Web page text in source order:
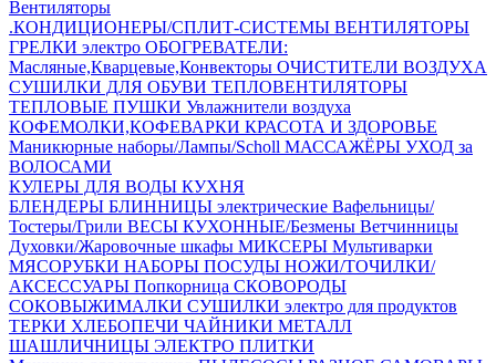
Вентиляторы
.КОНДИЦИОНЕРЫ/СПЛИТ-СИСТЕМЫ ВЕНТИЛЯТОРЫ
ГРЕЛКИ электро ОБОГРЕВАТЕЛИ:
Масляные,Кварцевые,Конвекторы ОЧИСТИТЕЛИ ВОЗДУХА
СУШИЛКИ ДЛЯ ОБУВИ ТЕПЛОВЕНТИЛЯТОРЫ
ТЕПЛОВЫЕ ПУШКИ Увлажнители воздуха
КОФЕМОЛКИ,КОФЕВАРКИ КРАСОТА И ЗДОРОВЬЕ
Маникюрные наборы/Лампы/Scholl МАССАЖЁРЫ УХОД за
ВОЛОСАМИ
КУЛЕРЫ ДЛЯ ВОДЫ КУХНЯ
БЛЕНДЕРЫ БЛИННИЦЫ электрические Вафельницы/
Тостеры/Грили ВЕСЫ КУХОННЫЕ/Безмены Ветчинницы
Духовки/Жаровочные шкафы МИКСЕРЫ Мультиварки
МЯСОРУБКИ НАБОРЫ ПОСУДЫ НОЖИ/ТОЧИЛКИ/
АКСЕССУАРЫ Попкорница СКОВОРОДЫ
СОКОВЫЖИМАЛКИ СУШИЛКИ электро для продуктов
ТЕРКИ ХЛЕБОПЕЧИ ЧАЙНИКИ МЕТАЛЛ
ШАШЛИЧНИЦЫ ЭЛЕКТРО ПЛИТКИ